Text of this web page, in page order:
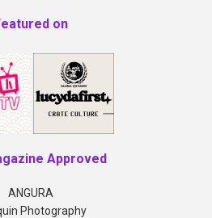
on
Approved
ANGURA
Photography